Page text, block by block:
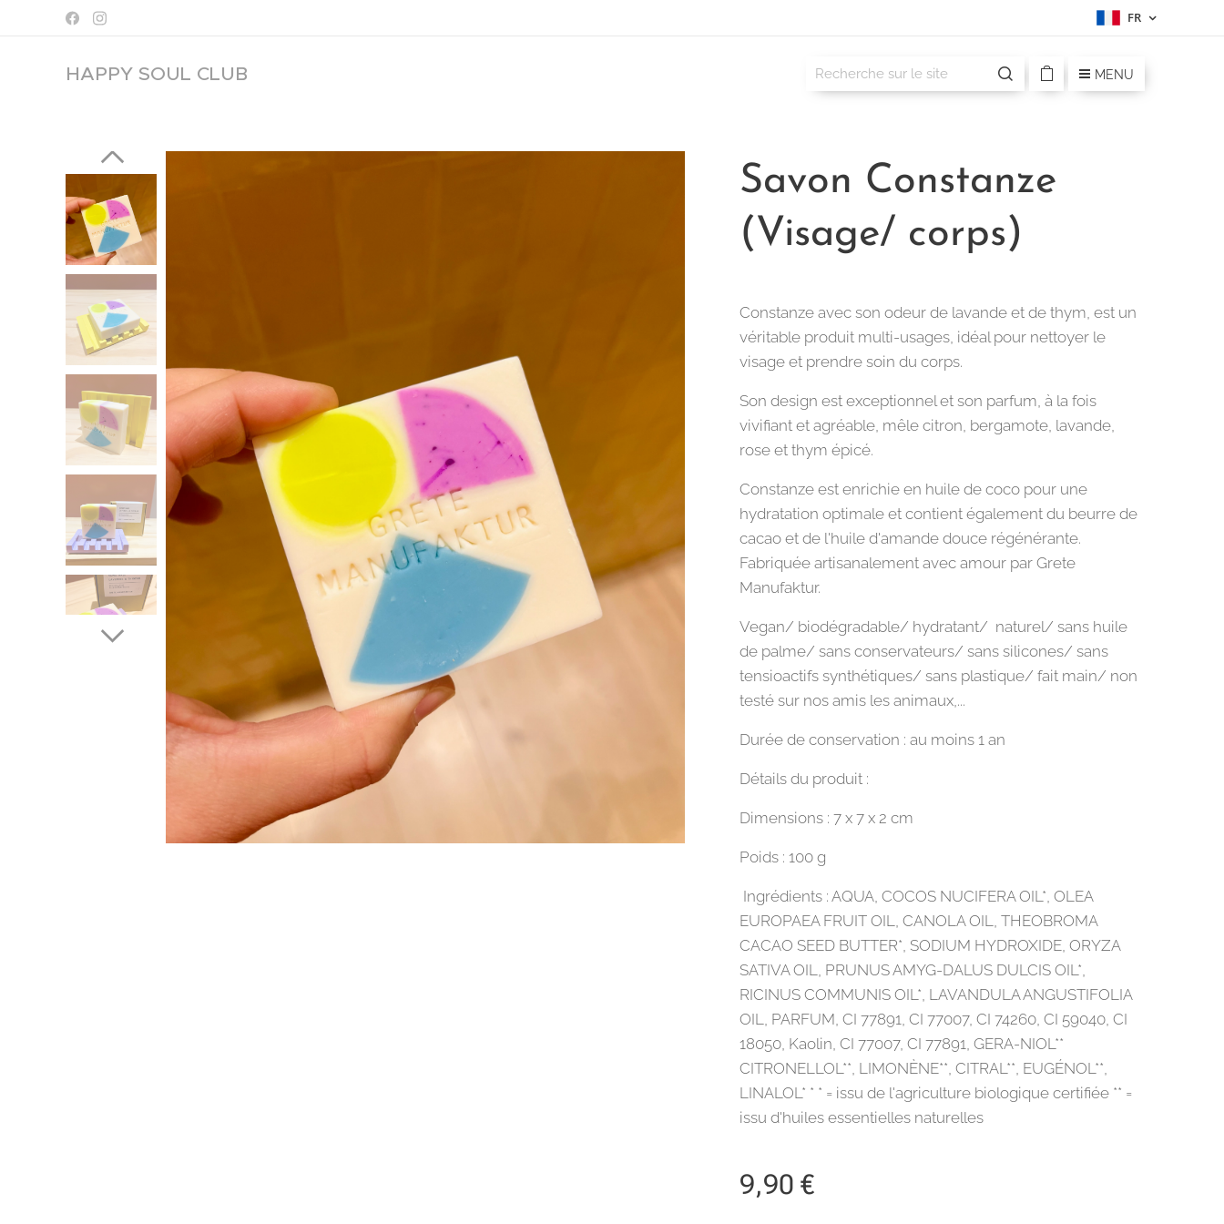
FR
HAPPY SOUL CLUB MENU
Savon Constanze
(Visage/ corps)
Constanze avec son odeur de lavande et de thym, est un
véritable produit multi-usages, idéal pour nettoyer le
visage et prendre soin du corps.
Son design est exceptionnel et son parfum, à la fois
vivifiant et agréable, mêle citron, bergamote, lavande,
rose et thym épicé.
Constanze est enrichie en huile de coco pour une
hydratation optimale et contient également du beurre de
cacao et de l'huile d'amande douce régénérante.
Fabriquée artisanalement avec amour par Grete
Manufaktur.
Vegan/ biodégradable/ hydratant/ naturel/ sans huile
de palme/ sans conservateurs/ sans silicones/ sans
tensioactifs synthétiques/ sans plastique/ fait main/ non
testé sur nos amis les animaux,...
Durée de conservation : au moins 1 an
Détails du produit :
Dimensions : 7 x 7 x 2 cm
Poids : 100 g
Ingrédients : AQUA, COCOS NUCIFERA OIL*, OLEA
EUROPAEA FRUIT OIL, CANOLA OIL, THEOBROMA
CACAO SEED BUTTER*, SODIUM HYDROXIDE, ORYZA
SATIVA OIL, PRUNUS AMYG-DALUS DULCIS OIL*,
RICINUS COMMUNIS OIL*, LAVANDULA ANGUSTIFOLIA
OIL, PARFUM, CI 77891, CI 77007, CI 74260, CI 59040, CI
18050, Kaolin, CI 77007, CI 77891, GERA-NIOL**
CITRONELLOL**, LIMONÈNE**, CITRAL**, EUGÉNOL**,
LINALOL* * * = issu de l'agriculture biologique certifiée ** =
issu d'huiles essentielles naturelles
9,90 €